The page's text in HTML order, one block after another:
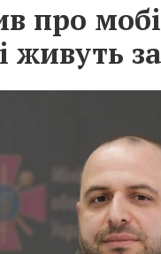
про
живуть